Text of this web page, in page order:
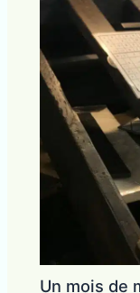
Un mois de